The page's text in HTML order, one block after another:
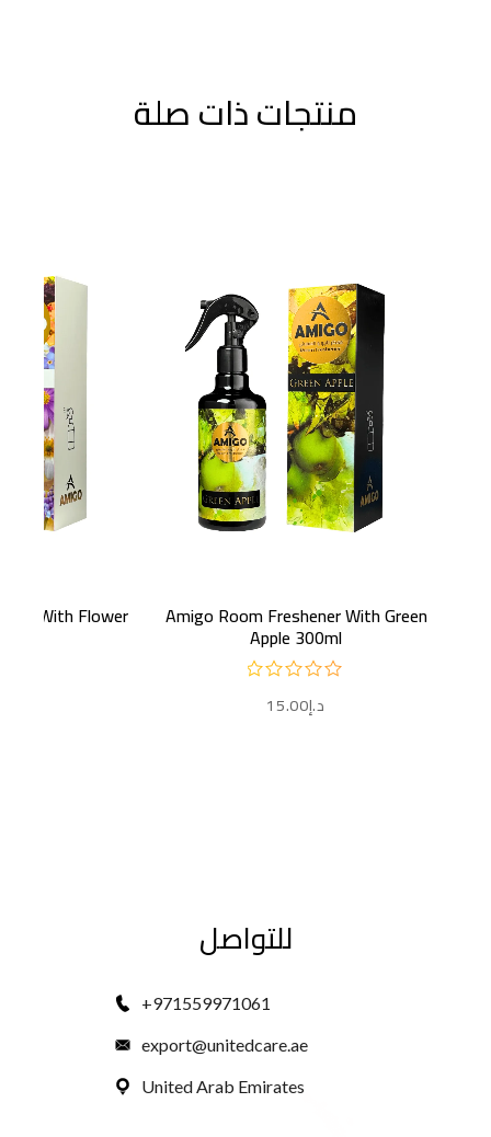
منتجات ذات صلة
إضافة إلى السلة
Amigo Room Freshener With Green
Apple 300ml
د.إ15.00
With Flower
للتواصل
971559971061+
export@unitedcare.ae
United Arab Emirates